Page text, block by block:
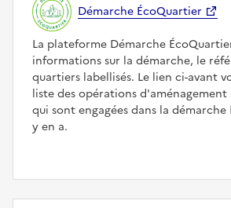
Démarche ÉcoQuartier
La plateforme Démarche
informations sur la démarche, le
quartiers labellisés. Le lien ci-avant
liste des opérations d'aménagement
qui sont engagées dans la
y en a.